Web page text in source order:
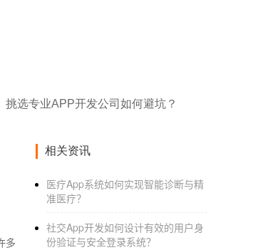
挑选专业APP开发公司如何避坑？
多
相关资讯
医疗App系统如何实现智能诊断与精
准医疗？
社交App开发如何设计有效的用户身
份验证与安全登录系统？